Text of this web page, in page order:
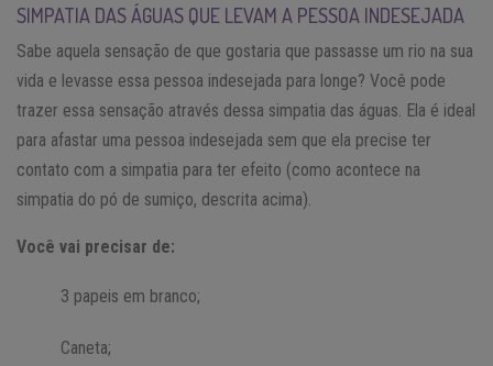
SIMPATIA DAS ÁGUAS QUE LEVAM A PESSOA INDESEJADA
Sabe aquela sensação de que gostaria que passasse um rio na sua
vida e levasse essa pessoa indesejada para longe? Você pode
trazer essa sensação através dessa simpatia das águas. Ela é ideal
para afastar uma pessoa indesejada sem que ela precise ter
contato com a simpatia para ter efeito (como acontece na
simpatia do pó de sumiço, descrita acima).
Você vai precisar de:
3 papeis em branco;
Caneta;